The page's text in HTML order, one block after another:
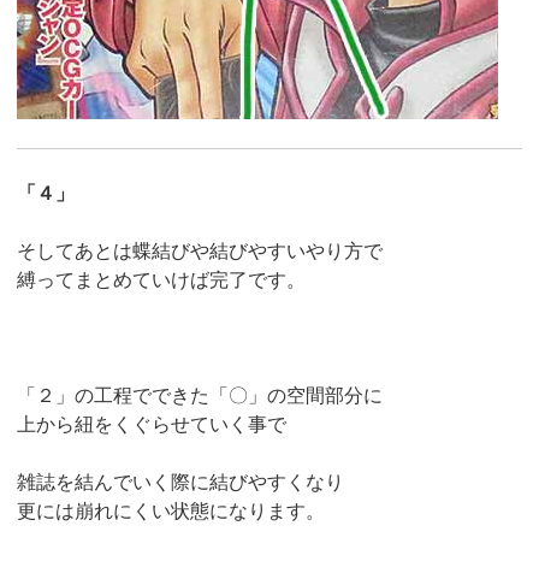
「４」
そしてあとは蝶結びや結びやすいやり方で
縛ってまとめていけば完了です。
「２」の工程でできた「〇」の空間部分に
上から紐をくぐらせていく事で
雑誌を結んでいく際に結びやすくなり
更には崩れにくい状態になります。